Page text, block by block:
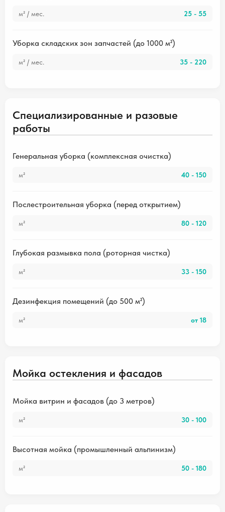
м² / мес. 25 - 55
Уборка складских зон запчастей (до 1000 м²)
м² / мес. 35 - 220
Специализированные и разовые
работы
Генеральная уборка (комплексная очистка)
м² 40 - 150
Послестроительная уборка (перед открытием)
м² 80 - 120
Глубокая размывка пола (роторная чистка)
м² 33 - 150
Дезинфекция помещений (до 500 м²)
м² от 18
Мойка остекления и фасадов
Мойка витрин и фасадов (до 3 метров)
м² 30 - 100
Высотная мойка (промышленный альпинизм)
м² 50 - 180